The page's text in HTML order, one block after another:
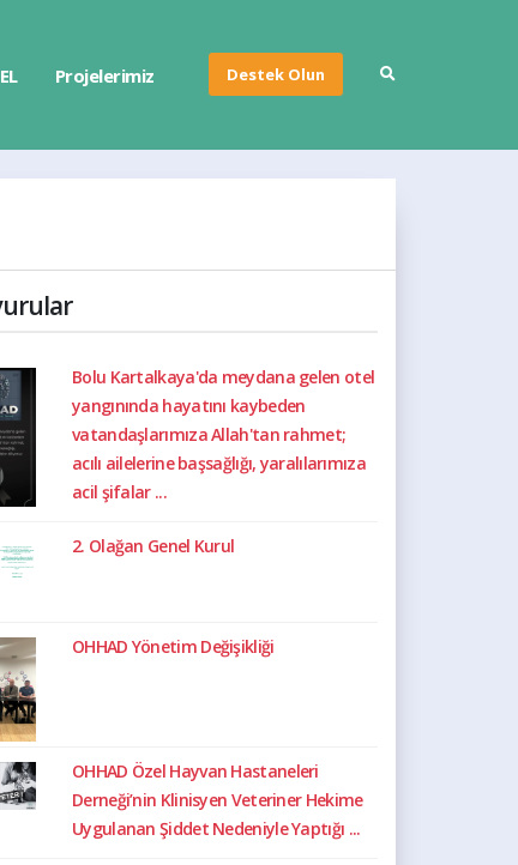
Projelerimiz Destek Olun
Bolu Kartalkaya'da meydana gelen otel
yangınında hayatını kaybeden
vatandaşlarımıza Allah'tan rahmet;
acılı ailelerine başsağlığı, yaralılarımıza
acil şifalar ...
2. Olağan Genel Kurul
OHHAD Yönetim Değişikliği
OHHAD Özel Hayvan Hastaneleri
Derneği’nin Klinisyen Veteriner Hekime
Uygulanan Şiddet Nedeniyle Yaptığı ...